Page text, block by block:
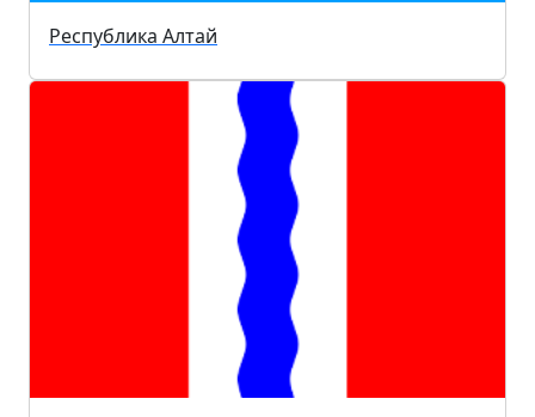
Республика Алтай